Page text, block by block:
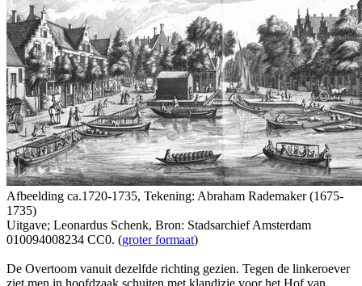
Afbeelding ca.1720-1735, Tekening: Abraham Rademaker (1675-
1735)
Uitgave; Leonardus Schenk, Bron: Stadsarchief Amsterdam
010094008234 CC0. (groter formaat)
De Overtoom vanuit dezelfde richting gezien. Tegen de linkeroever
ziet men in hoofdzaak schuiten met klandizie voor het Hof van